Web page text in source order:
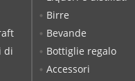
Birre
Bevande
Bottiglie regalo
Accessori
di